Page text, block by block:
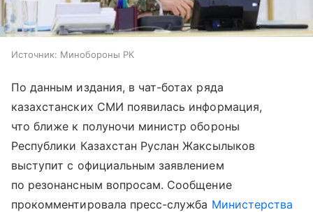
Источник: Минобороны РК
По данным издания, в чат-ботах ряда
казахстанских СМИ появилась информация,
что ближе к полуночи министр обороны
Республики Казахстан Руслан Жаксылыков
выступит с официальным заявлением
по резонансным вопросам. Сообщение
прокомментировала пресс-служба Министерства